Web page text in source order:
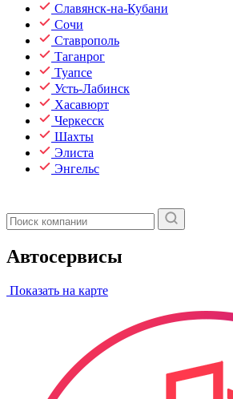
Славянск-на-Кубани
Сочи
Ставрополь
Таганрог
Туапсе
Усть-Лабинск
Хасавюрт
Черкесск
Шахты
Элиста
Энгельс
Автосервисы
Показать на карте